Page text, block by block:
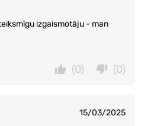
izgaismotāju - man
(0)
(0)
15/03/2025